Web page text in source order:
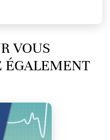
VOUS
ÉGALEMENT